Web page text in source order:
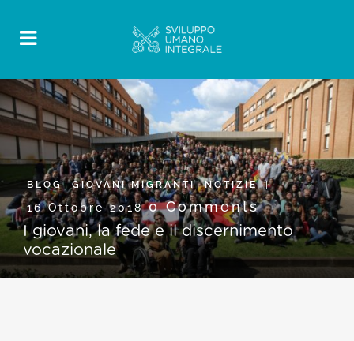
BLOG,GIOVANI MIGRANTI,NOTIZIE
16 Ottobre 20180 Comments
I giovani, la fede e il discernimento
vocazionale